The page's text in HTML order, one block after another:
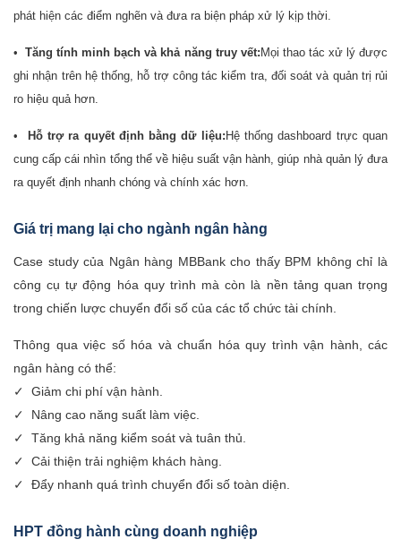
phát hiện các điểm nghẽn và đưa ra biện pháp xử lý kịp thời.
•Tăng tính minh bạch và khả năng truy vết: Mọi thao tác xử lý được
ghi nhận trên hệ thống, hỗ trợ công tác kiểm tra, đối soát và quản trị rủi
ro hiệu quả hơn.
• Hỗ trợ ra quyết định bằng dữ liệu: Hệ thống dashboard trực quan
cung cấp cái nhìn tổng thể về hiệu suất vận hành, giúp nhà quản lý đưa
ra quyết định nhanh chóng và chính xác hơn.
Giá trị mang lại cho ngành ngân hàng
Case study của Ngân hàng MBBank cho thấy BPM không chỉ là
công cụ tự động hóa quy trình mà còn là nền tảng quan trọng
trong chiến lược chuyển đổi số của các tổ chức tài chính.
Thông qua việc số hóa và chuẩn hóa quy trình vận hành, các
ngân hàng có thể:
✓ Giảm chi phí vận hành.
✓ Nâng cao năng suất làm việc.
✓ Tăng khả năng kiểm soát và tuân thủ.
✓ Cải thiện trải nghiệm khách hàng.
✓ Đẩy nhanh quá trình chuyển đổi số toàn diện.
HPT đồng hành cùng doanh nghiệp